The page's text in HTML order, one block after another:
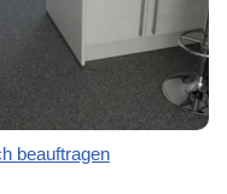
beauftragen